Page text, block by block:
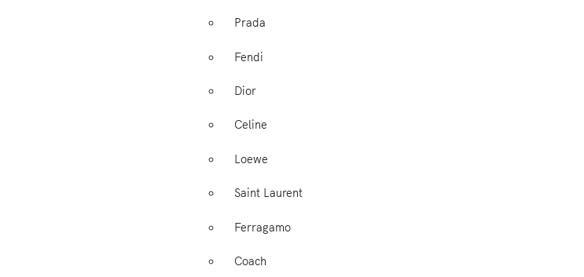
Prada
Fendi
Dior
Celine
Loewe
Saint Laurent
Ferragamo
Coach